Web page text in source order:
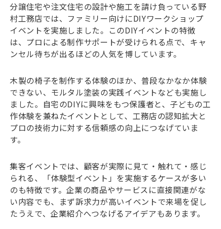
分譲住宅や注文住宅の設計や施工を請け負っている野
村工務店では、ファミリー向けにDIYワークショップ
イベントを実施しました。このDIYイベントの特徴
は、プロによる制作サポートが受けられる点で、キャ
ンセル待ちが出るほどの人気を博しています。
木製の椅子を制作する体験のほか、普段なかなか体験
できない、モルタル塗装の実践イベントなども実施し
ました。自宅のDIYに興味をもつ保護者と、子どもの工
作体験を兼ねたイベントとして、工務店の認知拡大と
プロの技術力に対する信頼感の向上につなげていま
す。
集客イベントでは、顧客が実際に見て・触れて・感じ
られる、「体験型イベント」を実施するケースが多い
のも特徴です。企業の商品やサービスに直接関連がな
い内容でも、まず訴求力が高いイベントで来場を促し
たうえで、企業紹介へつなげるアイデアもあります。